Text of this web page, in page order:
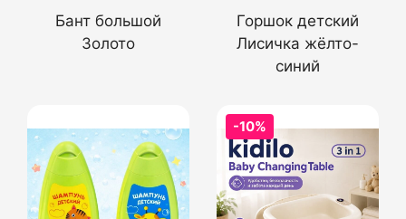
Бант большой
Золото
Горшок детский
Лисичка жёлто-
синий
-10%